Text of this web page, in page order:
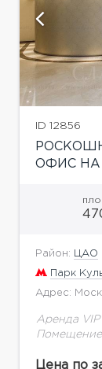
ID 12856
ОФИС НА
Район: ЦАО
Парк
Адрес:
Аренда
Помещение
Цена по